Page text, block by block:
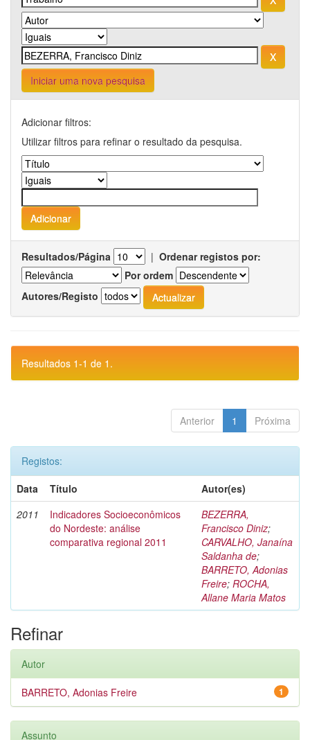
Iniciar uma nova pesquisa
Adicionar filtros:
Utilizar filtros para refinar o resultado da pesquisa.
Resultados/Página | Ordenar registos por:
Por ordem
Autores/Registo
Resultados 1-1 de 1.
Anterior 1 Próxima
Registos:
Data
Título
Autor(es)
2011
Indicadores Socioeconômicos
do Nordeste: análise
comparativa regional 2011
BEZERRA,
Francisco Diniz;
CARVALHO, Janaína
Saldanha de;
BARRETO, Adonias
Freire; ROCHA,
Allane Maria Matos
Refinar
Autor
1
BARRETO, Adonias Freire
Assunto